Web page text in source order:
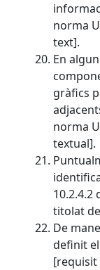
norma
text].
En
gràfics
norma
textual].
10.2.4.2
titolat
De
definit
[requisit